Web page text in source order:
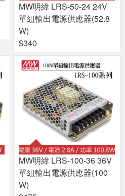
MW明緯 LRS-50-24 24V
單組輸出電源供應器(52.8
W)
$340
MW明緯 LRS-100-36 36V
單組輸出電源供應器(100
W)